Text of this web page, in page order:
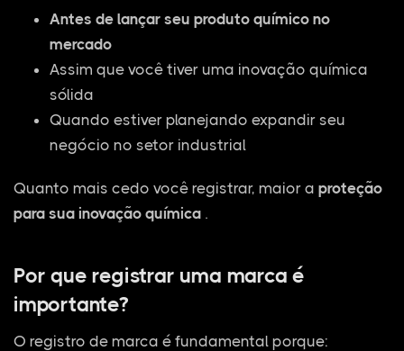
Antes de lançar seu produto químico no
mercado
Assim que você tiver uma inovação química
sólida
Quando estiver planejando expandir seu
negócio no setor industrial
Quanto mais cedo você registrar, maior a proteção
para sua inovação química .
Por que registrar uma marca é
importante?
O registro de marca é fundamental porque: